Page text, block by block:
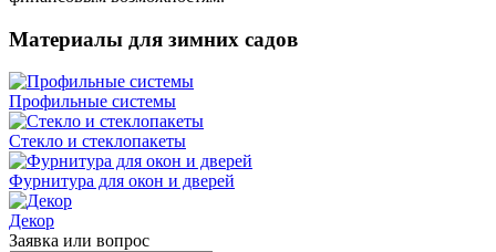
Материалы для зимних садов
Профильные системы
Стекло и стеклопакеты
Фурнитура для окон и дверей
Декор
Заявка или вопрос